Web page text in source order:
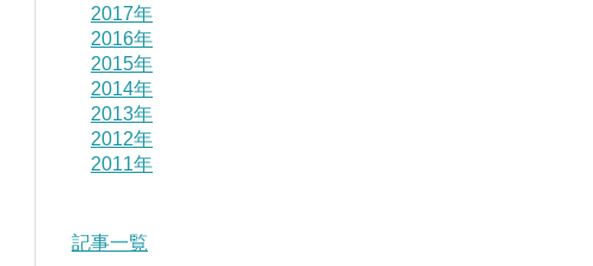
2017年
2016年
2015年
2014年
2013年
2012年
2011年
記事一覧